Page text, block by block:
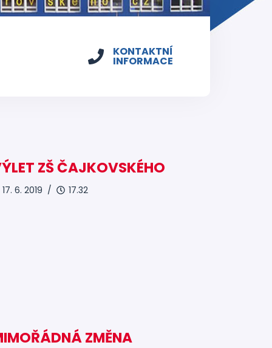
KONTAKTNÍ
INFORMACE
ZŠ ČAJKOVSKÉHO
17. 6. 2019 / 17.32
ZMĚNA